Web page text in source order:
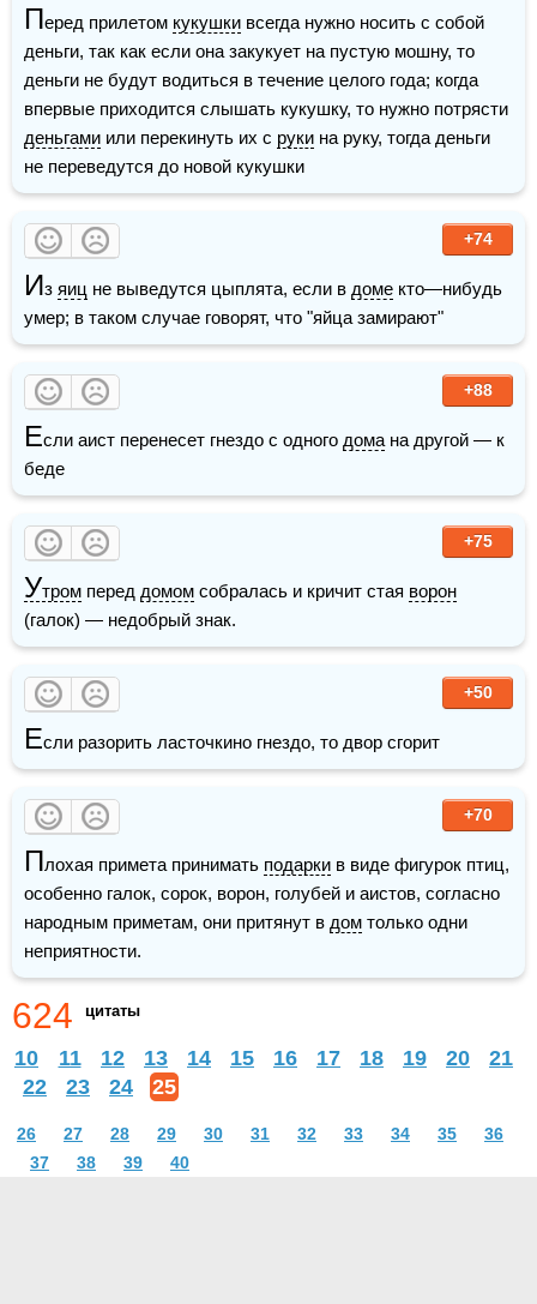
Перед прилетом кукушки всегда нужно носить с собой
деньги, так как если она закукует на пустую мошну, то
деньги не будут водиться в течение целого года; когда
деньгами или перекинуть их с руки на руку, тогда деньги
не переведутся до новой кукушки
+74
Из яиц не выведутся цыплята, если в доме кто—нибудь
умер; в таком случае говорят, что "яйца замирают"
+88
Если аист перенесет гнездо с одного дома на другой — к
беде
+75
Утром перед домом собралась и кричит стая ворон
(галок) — недобрый знак.
+50
Если разорить ласточкино гнездо, то двор сгорит
+70
Плохая примета принимать подарки в виде фигурок птиц,
особенно галок, сорок, ворон, голубей и аистов, согласно
народным приметам, они притянут в дом только одни
неприятности.
624 цитаты
10 11 12 13 14 15 16 17 18 19 20
21
22
23 24 25
26 27 28 29 30 31 32 33 34 35
36
37
38 39 40